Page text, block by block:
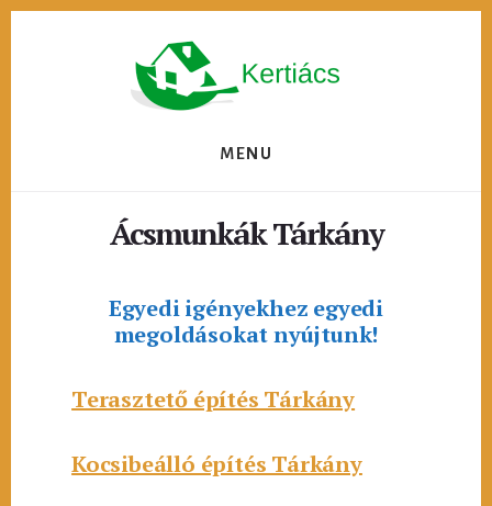
MENU
Ácsmunkák Tárkány
Egyedi igényekhez egyedi
megoldásokat nyújtunk!
Terasztető építés Tárkány
Kocsibeálló építés Tárkány